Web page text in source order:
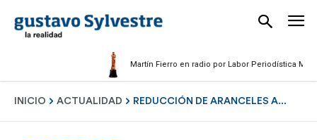
Martín Fierro en radio por Labor Periodística Masculina
INICIO ACTUALIDAD REDUCCIÓN DE ARANCELES A...